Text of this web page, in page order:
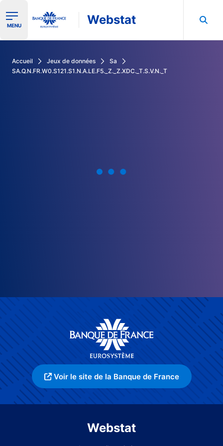
Ouvrir le menu de navigation
MENU Webstat
Accueil Jeux de données
Sa
SA.Q.N.FR.W0.S121.S1.N.A.LE.F5._Z._Z.XDC._T.S.V.N._T
Voir le site de la Banque de France
Webstat